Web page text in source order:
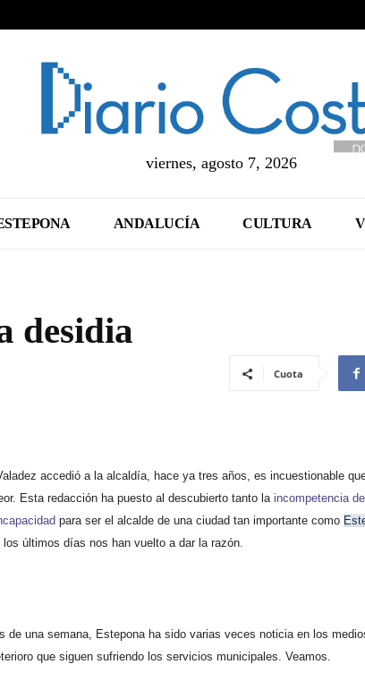
viernes, agosto 7, 2026
ANDALUCÍA CULTURA
desidia
Cuota
accedió a la alcaldía, hace ya tres años, es incuestionable
Esta redacción ha puesto al descubierto tanto la incompetencia
para ser el alcalde de una ciudad tan importante como
los últimos días nos han vuelto a dar la razón.
de una semana, Estepona ha sido varias veces noticia en los
que siguen sufriendo los servicios municipales. Veamos.